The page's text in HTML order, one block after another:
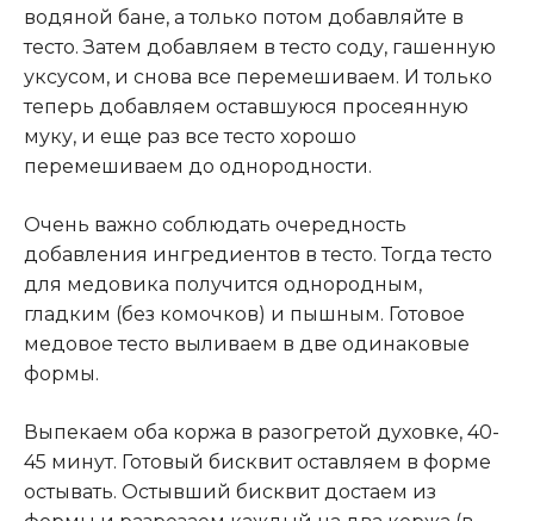
водяной бане, а только потом добавляйте в
тесто. Затем добавляем в тесто соду, гашенную
уксусом, и снова все перемешиваем. И только
теперь добавляем оставшуюся просеянную
муку, и еще раз все тесто хорошо
перемешиваем до однородности.
Очень важно соблюдать очередность
добавления ингредиентов в тесто. Тогда тесто
для медовика получится однородным,
гладким (без комочков) и пышным. Готовое
медовое тесто выливаем в две одинаковые
формы.
Выпекаем оба коржа в разогретой духовке, 40-
45 минут. Готовый бисквит оставляем в форме
остывать. Остывший бисквит достаем из